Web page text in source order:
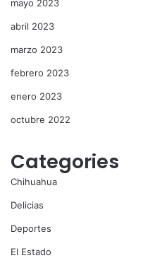
mayo 2023
abril 2023
marzo 2023
febrero 2023
enero 2023
octubre 2022
Categories
Chihuahua
Delicias
Deportes
El Estado